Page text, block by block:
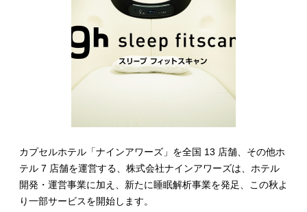
カプセルホテル「ナインアワーズ」を全国 13 店舗、その他ホ
テル 7 店舗を運営する、株式会社ナインアワーズは、ホテル
開発・運営事業に加え、新たに睡眠解析事業を発足、この秋よ
り一部サービスを開始します。